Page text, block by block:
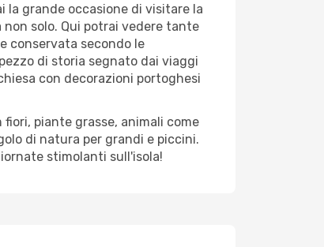
grande occasione di visitare la
solo. Qui potrai vedere tante
conservata secondo le
di storia segnato dai viaggi
con decorazioni portoghesi
piante grasse, animali come
di natura per grandi e piccini.
stimolanti sull'isola!